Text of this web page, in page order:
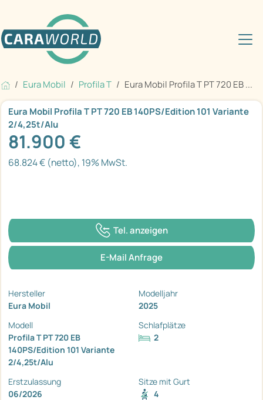
Eura Mobil Profila T Eura Mobil Profila T PT 720 EB ...
Eura Mobil Profila T PT 720 EB 140PS/Edition 101 Variante
2/4,25t/Alu
81.900 €
68.824 € (netto), 19% MwSt.
Tel. anzeigen
E-Mail Anfrage
Hersteller
Eura Mobil
Modelljahr
2025
Modell
Profila T PT 720 EB
140PS/Edition 101 Variante
2/4,25t/Alu
Schlafplätze
2
Erstzulassung
06/2026
Sitze mit Gurt
4